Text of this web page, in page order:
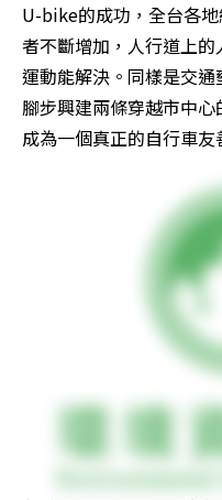
U-bike的成功，全台各
者不斷增加，人行道上
運動能解決。同樣是交
腳步興建兩條穿越市中
成為一個真正的自行車友